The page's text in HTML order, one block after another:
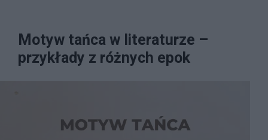
Motyw tańca w literaturze –
przykłady z różnych epok